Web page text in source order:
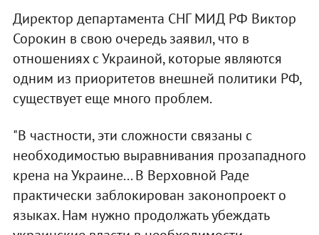
Директор департамента СНГ МИД РФ Виктор
Сорокин в свою очередь заявил, что в
отношениях с Украиной, которые являются
одним из приоритетов внешней политики РФ,
существует еще много проблем.
"В частности, эти сложности связаны с
необходимостью выравнивания прозападного
крена на Украине... В Верховной Раде
практически заблокирован законопроект о
языках. Нам нужно продолжать убеждать